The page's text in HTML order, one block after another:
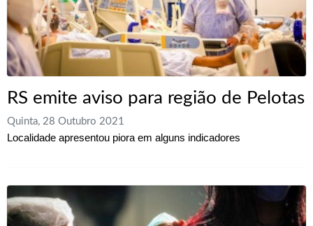
RS emite aviso para região de Pelotas
Quinta, 28 Outubro 2021
Localidade apresentou piora em alguns indicadores